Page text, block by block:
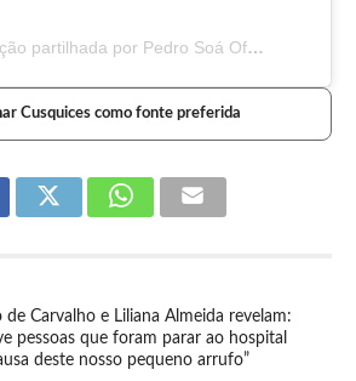
Uma publicação partilhada por Pedro Soá Oficial (@pietro.soa)
Cusquices como fonte preferida
de Carvalho e Liliana Almeida revelam:
pessoas que foram parar ao hospital
deste nosso pequeno arrufo”